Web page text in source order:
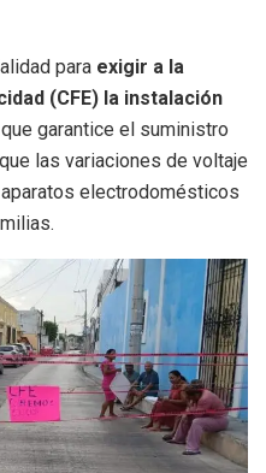
para exigir a la
(CFE) la instalación
que garantice el suministro
las variaciones de voltaje
electrodomésticos